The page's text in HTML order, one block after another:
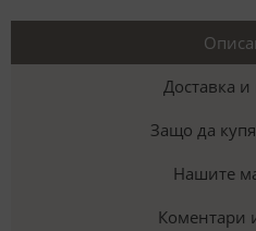
Доставка
Защо да купя
Нашите
Коментари